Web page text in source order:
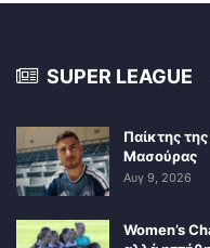
SUPER LEAGUE
Παίκτης
Μασούρας
Αυγ 9, 2026
Women’s